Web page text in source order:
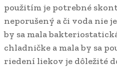
použitím je potrebné
neporušený a či voda nie
by sa mala
chladničke a mala by sa
riedení liekov je dôležité